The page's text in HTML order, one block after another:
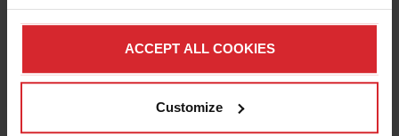
ACCEPT ALL COOKIES
Customize
Taglio a filo